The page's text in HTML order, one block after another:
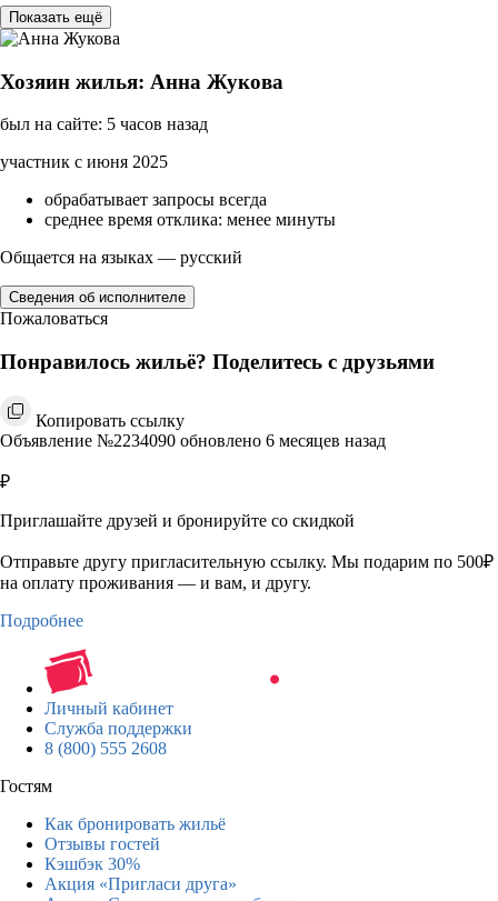
Показать ещё
Хозяин жилья: Анна Жукова
был на сайте: 5 часов назад
участник с июня 2025
обрабатывает запросы всегда
среднее время отклика: менее минуты
Общается на языках — русский
Сведения об исполнителе
Пожаловаться
Понравилось жильё? Поделитесь с друзьями
Копировать ссылку
Объявление №2234090 обновлено 6 месяцев назад
₽
Приглашайте друзей и бронируйте со скидкой
Отправьте другу пригласительную ссылку. Мы подарим по 500₽
на оплату проживания — и вам, и другу.
Подробнее
Личный кабинет
Служба поддержки
8 (800) 555 2608
Гостям
Как бронировать жильё
Отзывы гостей
Кэшбэк 30%
Акция «Пригласи друга»